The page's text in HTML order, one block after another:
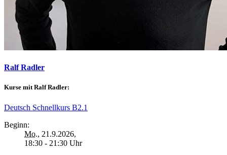
Ralf Radler
Kurse mit Ralf Radler:
Deutsch Schnellkurs B2.1
Beginn:
Mo., 21.9.2026,
18:30 - 21:30 Uhr